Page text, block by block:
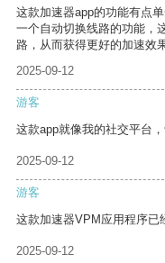
这款加速器app的功能有点
一个自动切换线路的功能，
路，从而获得更好的加速效果
2025-09-12
游客
这款app就像我的社交平台
2025-09-12
游客
这款加速器VPM应用程序已
2025-09-12